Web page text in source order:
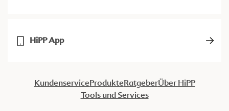
HiPP App
KundenserviceProdukteRatgeberÜber HiPP
Tools und Services